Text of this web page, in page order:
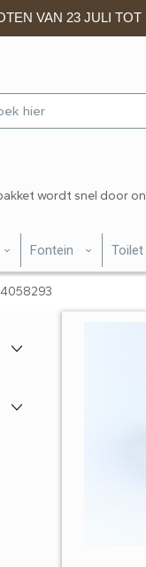
VAN 23 JULI
wordt snel door
Fontein Toilet